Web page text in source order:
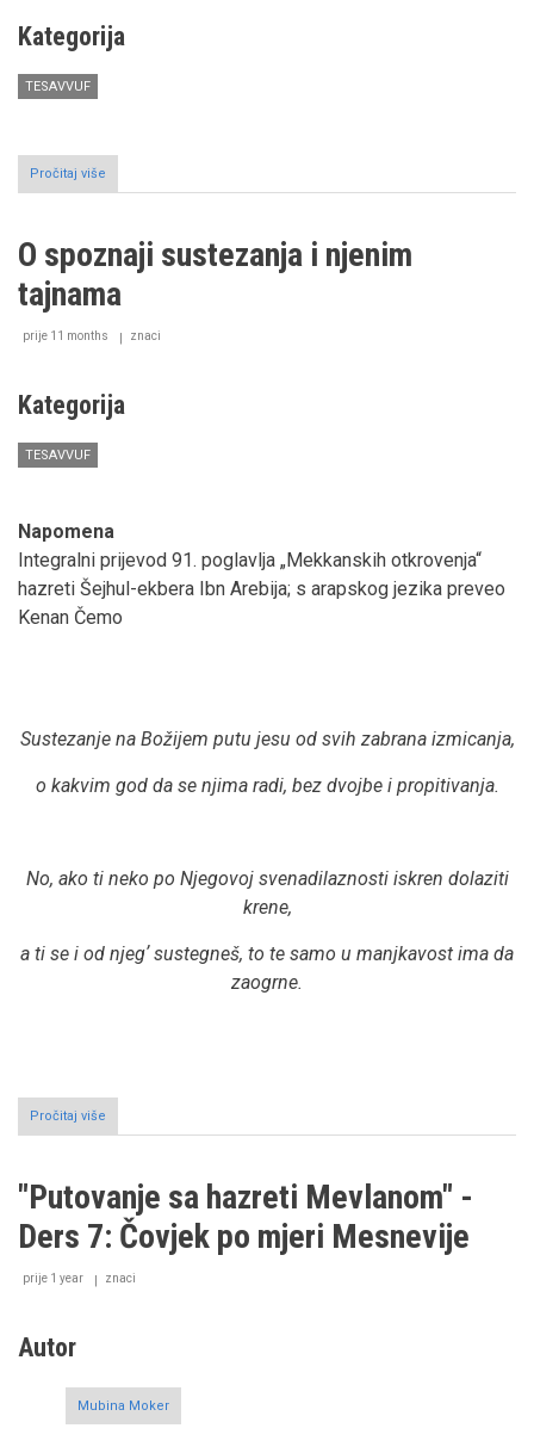
Kategorija
TESAVVUF
Pročitaj više
Odnos
religije
perenijalista
O spoznaji sustezanja i njenim
tajnama
prije 11 months znaci
Kategorija
TESAVVUF
Napomena
Integralni prijevod 91. poglavlja „Mekkanskih otkrovenja“
hazreti Šejhul-ekbera Ibn Arebija; s arapskog jezika preveo
Kenan Čemo
Sustezanje na Božijem putu jesu od svih zabrana izmicanja,
o kakvim god da se njima radi, bez dvojbe i propitivanja.
No, ako ti neko po Njegovoj svenadilaznosti iskren dolaziti
krene,
a ti se i od njegʼ sustegneš, to te samo u manjkavost ima da
zaogrne.
Pročitaj više
O
i
njenim
tajnama
"Putovanje sa hazreti Mevlanom" -
Ders 7: Čovjek po mjeri Mesnevije
prije 1 year znaci
Autor
Mubina Moker